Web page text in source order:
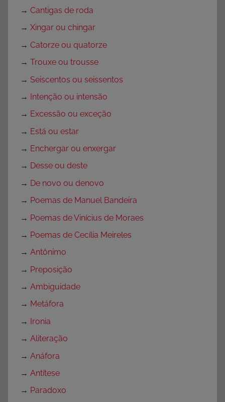
o
→ Cantigas de roda
→ Xingar ou chingar
→ Catorze ou quatorze
→ Trouxe ou trousse
→ Seiscentos ou seissentos
→ Intenção ou intensão
→ Excessão ou exceção
→ Está ou estar
→ Enchergar ou enxergar
→ Desse ou deste
→ De novo ou denovo
→ Poemas de Manuel Bandeira
→ Poemas de Vinícius de Moraes
→ Poemas de Cecília Meireles
→ Antônimo
→ Preposição
→ Ambiguidade
→ Metáfora
→ Ironia
→ Aliteração
→ Anáfora
→ Antítese
→ Paradoxo